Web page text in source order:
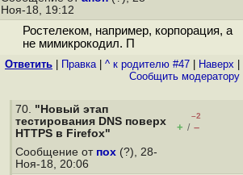
Ноя-18, 19:12
Ростелеком, например, корпорация, а
не мимикрокодил. П
Ответить Правка| ^ к родителю #47 Наверх
Cообщить модератору
70. "Новый этап
тестирования DNS поверх
HTTPS в Firefox"
–2
+ / –
Сообщение от пох (?), 28-
Ноя-18, 20:06